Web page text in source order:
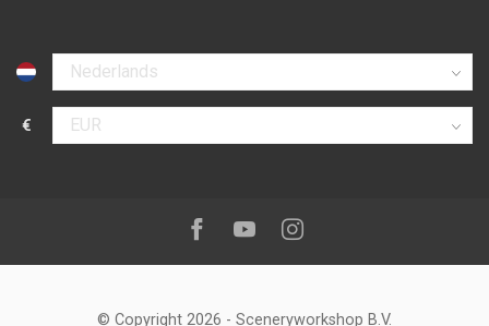
Selecteer taal
€
Selecteer valuta
Volg ons op:Facebook
YoutubeInstagram
© Copyright 2026 - Sceneryworkshop B.V.